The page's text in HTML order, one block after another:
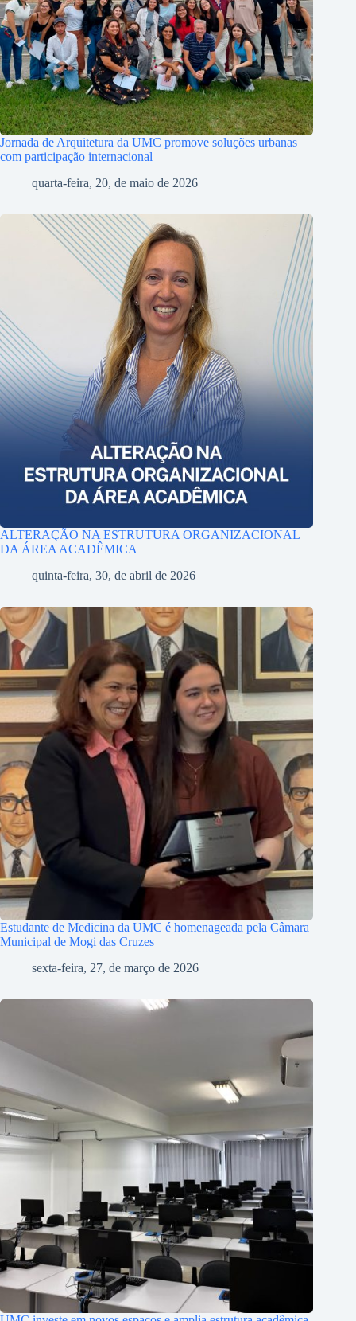
Jornada de Arquitetura da UMC promove soluções urbanas
com participação internacional
quarta-feira, 20, de maio de 2026
ALTERAÇÃO NA ESTRUTURA ORGANIZACIONAL
DA ÁREA ACADÊMICA
quinta-feira, 30, de abril de 2026
Estudante de Medicina da UMC é homenageada pela Câmara
Municipal de Mogi das Cruzes
sexta-feira, 27, de março de 2026